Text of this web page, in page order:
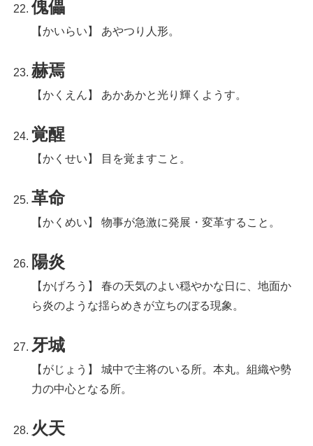
傀儡
【かいらい】 あやつり人形。
赫焉
【かくえん】 あかあかと光り輝くようす。
覚醒
【かくせい】 目を覚ますこと。
革命
【かくめい】 物事が急激に発展・変革すること。
陽炎
【かげろう】 春の天気のよい穏やかな日に、地面か
ら炎のような揺らめきが立ちのぼる現象。
牙城
【がじょう】 城中で主将のいる所。本丸。組織や勢
力の中心となる所。
火天